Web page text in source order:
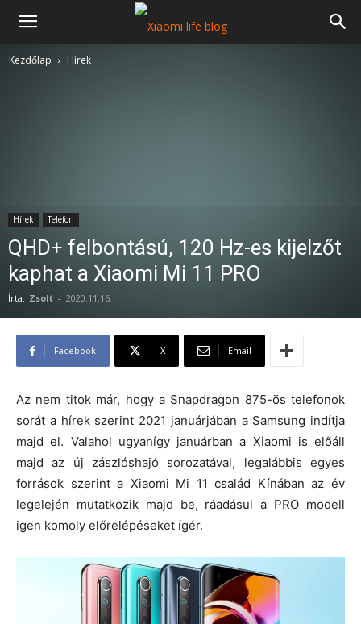
Kezdőlap Hírek
Hírek Telefon
QHD+ felbontású, 120 Hz-es kijelzőt
kaphat a Xiaomi Mi 11 PRO
Írta: Zsolt - 2020.11.16.
Facebook X Email
Az nem titok már, hogy a Snapdragon 875-ös telefonok
sorát a hírek szerint 2021 januárjában a Samsung indítja
majd el. Valahol ugyanígy januárban a Xiaomi is előáll
majd az új zászlóshajó sorozatával, legalábbis egyes
források szerint a Xiaomi Mi 11 család Kínában az év
legelején mutatkozik majd be, ráadásul a PRO modell
igen komoly előrelépéseket ígér.